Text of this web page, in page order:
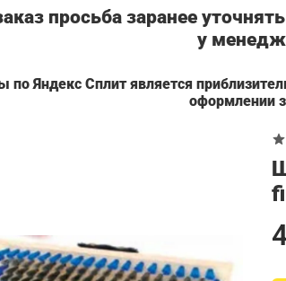
просьба заранее
у
по Яндекс Сплит является
оформлении